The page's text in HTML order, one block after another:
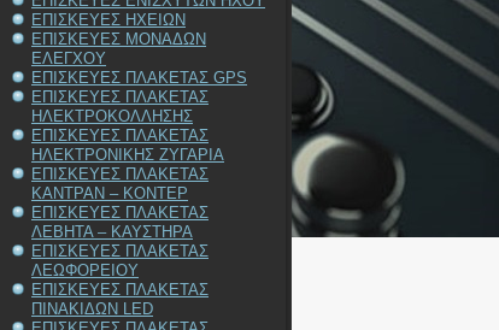
ΕΠΙΣΚΕΥΕΣ ΗΧΕΙΩΝ
ΕΠΙΣΚΕΥΕΣ ΜΟΝΑΔΩΝ
ΕΛΕΓΧΟΥ
ΕΠΙΣΚΕΥΕΣ ΠΛΑΚΕΤΑΣ GPS
ΕΠΙΣΚΕΥΕΣ ΠΛΑΚΕΤΑΣ
ΗΛΕΚΤΡΟΚΟΛΛΗΣΗΣ
ΕΠΙΣΚΕΥΕΣ ΠΛΑΚΕΤΑΣ
ΗΛΕΚΤΡΟΝΙΚΗΣ ΖΥΓΑΡΙΑ
ΕΠΙΣΚΕΥΕΣ ΠΛΑΚΕΤΑΣ
ΚΑΝΤΡΑΝ – ΚΟΝΤΕΡ
ΕΠΙΣΚΕΥΕΣ ΠΛΑΚΕΤΑΣ
ΛΕΒΗΤΑ – ΚΑΥΣΤΗΡΑ
ΕΠΙΣΚΕΥΕΣ ΠΛΑΚΕΤΑΣ
ΛΕΩΦΟΡΕΙΟΥ
ΕΠΙΣΚΕΥΕΣ ΠΛΑΚΕΤΑΣ
ΠΙΝΑΚΙΔΩΝ LED